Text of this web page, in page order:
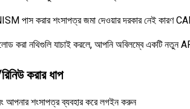
পাস করার শংসাপত্র জমা দেওয়ার দরকার নেই কারণ
করা নথিগুলি যাচাই করলে, আপনি অবিলম্বে একটি নতুন
করার ধাপ
আপনার শংসাপত্র ব্যবহার করে লগইন করুন